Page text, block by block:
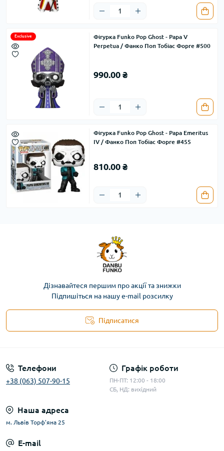
Exclusive
Фігурка Funko Pop Ghost - Papa V
Perpetua / Фанко Поп Тобіас Форге #500
990.00 ₴
Фігурка Funko Pop Ghost - Papa Emeritus
IV / Фанко Поп Тобіас Форге #455
810.00 ₴
Дізнавайтеся першим про акції та знижки
Підпишіться на нашу e-mail розсилку
Підписатися
Телефони
+38 (063) 507-90-15
Графік роботи
ПН-ПТ: 12:00 - 18:00
СБ, НД: вихідний
Наша адреса
м. Львів Торф'яна 25
E-mail